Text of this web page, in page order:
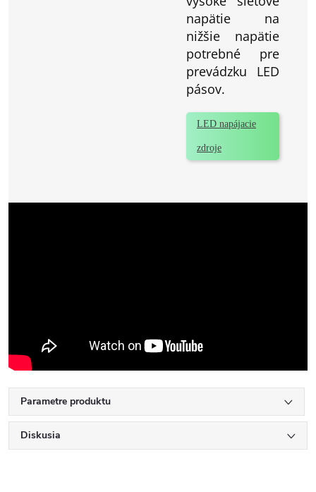
napätie na
nižšie napätie
potrebné pre
prevádzku LED
pásov.
LED napájacie
zdroje
Parametre produktu
Diskusia